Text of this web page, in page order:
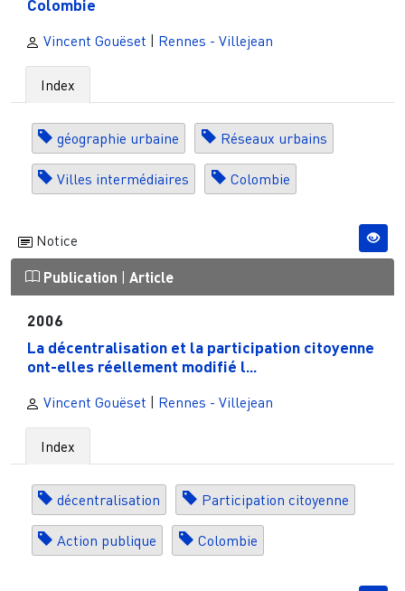
Colombie
Vincent Gouëset | Rennes - Villejean
Index
géographie urbaine Réseaux urbains
Villes intermédiaires Colombie
Notice
Publication | Article
2006
La décentralisation et la participation citoyenne
ont-elles réellement modifié l...
Vincent Gouëset | Rennes - Villejean
Index
décentralisation Participation citoyenne
Action publique Colombie